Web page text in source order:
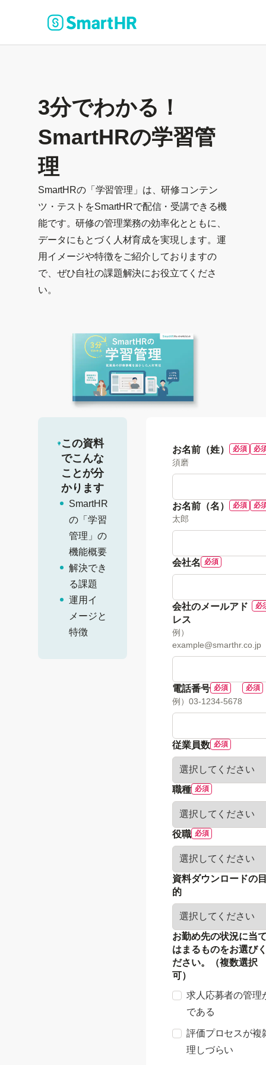
3分でわかる！
SmartHRの学習管
理
SmartHRの「学習管理」は、研修コンテン
ツ・テストをSmartHRで配信・受講できる機
能です。研修の管理業務の効率化とともに、
データにもとづく人材育成を実現します。運
用イメージや特徴をご紹介しておりますの
で、ぜひ自社の課題解決にお役立てくださ
い。
この資料
でこんな
ことが分
かります
SmartHR
の「学習
管理」の
機能概要
解決でき
る課題
運用イ
メージと
特徴
お名前（姓）
須磨
お名前（名）
太郎
会社名
会社のメールアド
レス
例）
example@smarthr.co.jp
電話番号
例）03-1234-5678
従業員数
職種
役職
資料ダウンロードの
的
お勤め先の状況に当
はまるものをお選び
ださい。（複数選択
可）
求人応募者の管理
である
評価プロセスが複
理しづらい